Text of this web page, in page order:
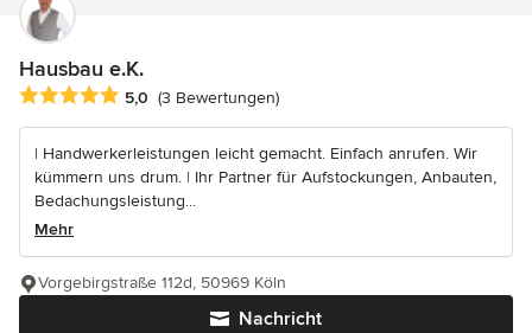
Hausbau e.K.
Durchschnittliche Bewertung: 5 von 5 Sternen
5,0 (3 Bewertungen)
| Handwerkerleistungen leicht gemacht. Einfach anrufen. Wir
kümmern uns drum. | Ihr Partner für Aufstockungen, Anbauten,
Bedachungsleistung...
Mehr
Nachricht
Vorgebirgstraße 112d, 50969 Köln